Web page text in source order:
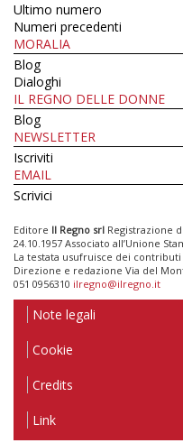
Ultimo numero
Numeri precedenti
MORALIA
Blog
Dialoghi
IL REGNO DELLE DONNE
Blog
NEWSLETTER
Iscriviti
EMAIL
Scrivici
Editore Il Regno srl Registrazione
24.10.1957 Associato all’Unione
La testata usufruisce dei
Direzione e redazione Via del
051 0956310 ilregno@ilregno.it
Note legali
Cookie
Credits
Link